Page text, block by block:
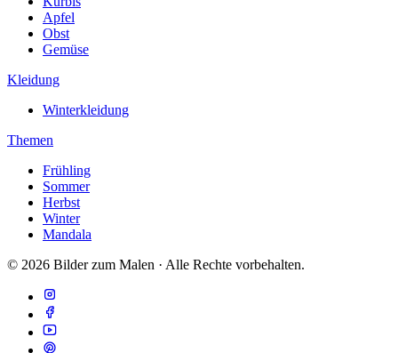
Apfel
Obst
Gemüse
Kleidung
Winterkleidung
Themen
Frühling
Sommer
Herbst
Winter
Mandala
© 2026 Bilder zum Malen · Alle Rechte vorbehalten.